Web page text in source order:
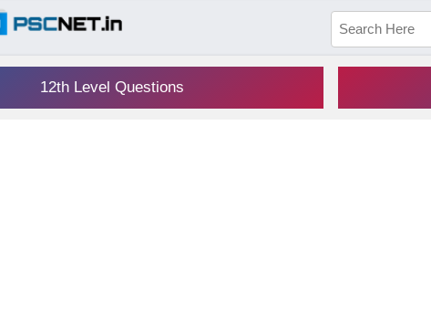
12th Level Questions